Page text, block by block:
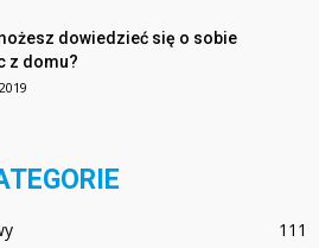
dowiedzieć się o sobie
z domu?
111